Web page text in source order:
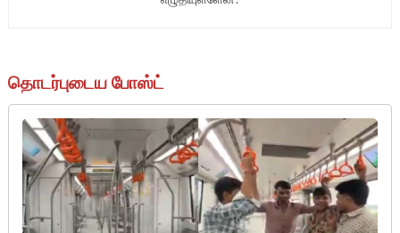
தொடர்புடைய போஸ்ட்